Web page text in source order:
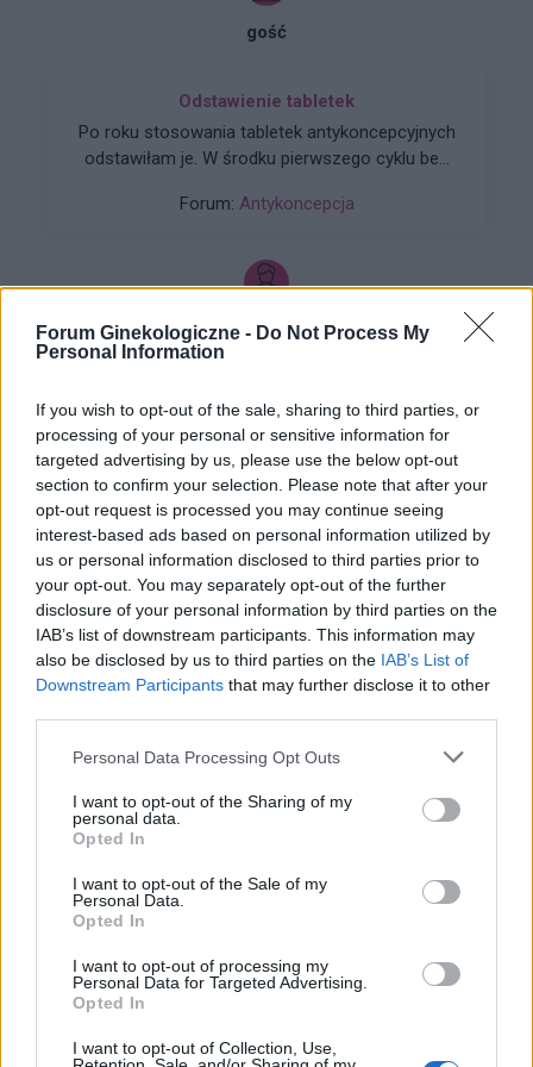
Forum Ginekologiczne - Do Not Process My
Personal Information
If you wish to opt-out of the sale, sharing to third parties, or
processing of your personal or sensitive information for
targeted advertising by us, please use the below opt-out
section to confirm your selection. Please note that after your
opt-out request is processed you may continue seeing
interest-based ads based on personal information utilized by
us or personal information disclosed to third parties prior to
your opt-out. You may separately opt-out of the further
disclosure of your personal information by third parties on the
IAB’s list of downstream participants. This information may
also be disclosed by us to third parties on the IAB’s List of
Downstream Participants that may further disclose it to other
Personal Data Processing Opt Outs
I want to opt-out of the Sharing of my
personal data.
Opted In
I want to opt-out of the Sale of my
Personal Data.
Opted In
I want to opt-out of processing my
Personal Data for Targeted Advertising.
Opted In
I want to opt-out of Collection, Use,
wczesna ciąża ? Miała która podobnie ? 😕
gość
Odstawienie tabletek
Po roku stosowania tabletek antykoncepcyjnych
odstawiłam je. W środku pierwszego cyklu bez
tym samym czasie doszło do stosunku
krwawienie. Czy mam się czego obawiać? Czy
sytuacja w kolejnym cyklu może się powtórzyć?
wizytę u ginekologa. Czy są jakieś metody by
Forum: Antykoncepcja
gość
Czy ten test pokazuje pozytywny?
Kupiłam dwa testy wczoraj robiłam z action
wyszła bardzo blada kreska dzisiaj kupiłam
płytkowy ten który podsyłam.Czy ten test jest
pozytywny czy to kreska parowa
Forum:Ciąża - czy to możliwe? Wszystko o...
POWIĄZANE
Tematy antykoncepcja metody antykoncepcyjne
tabletka antykoncepcyjna plastry antykoncepcyjne
Reklama: